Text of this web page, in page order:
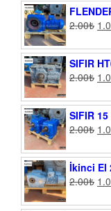
2.00₺
SIFIR
2.00₺
SIFIR
2.00₺
İkinci El
2.00₺